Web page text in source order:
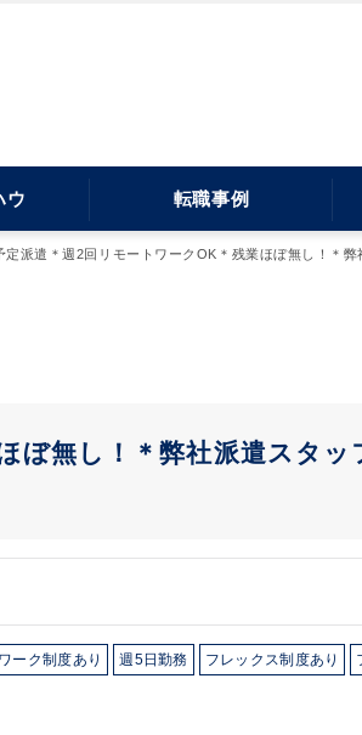
ウ 転職事例
定派遣＊週2回リモートワークOK＊残業ほぼ無し！＊
ぼ無し！＊弊社派遣スタ
ーク制度あり 週5日勤務 フレックス制度あり